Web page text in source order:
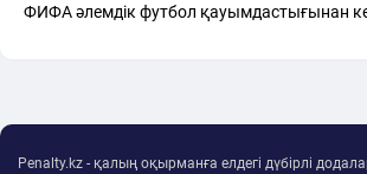
ФИФА әлемдік футбол қауымдастығынан
Penalty.kz - қалың оқырманға елдегі дүбірлі